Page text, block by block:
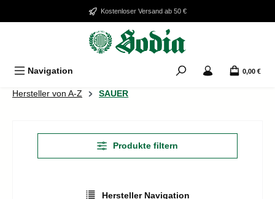
Zum Hauptinhalt springenKostenloser Versand ab 50 €
Navigation 0,00 €
Hersteller von A-Z SAUER
Produkte filtern
Hersteller Navigation